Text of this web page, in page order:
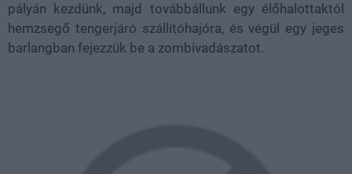
pályán kezdünk, majd továbbállunk egy élőhalottaktól
hemzsegő tengerjáró szállítóhajóra, és végül egy jeges
barlangban fejezzük be a zombivadászatot.